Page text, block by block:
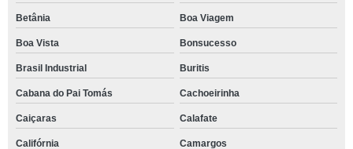
Betânia Boa Viagem
Boa Vista Bonsucesso
Brasil Industrial Buritis
Cabana do Pai Tomás Cachoeirinha
Caiçaras Calafate
Califórnia Camargos